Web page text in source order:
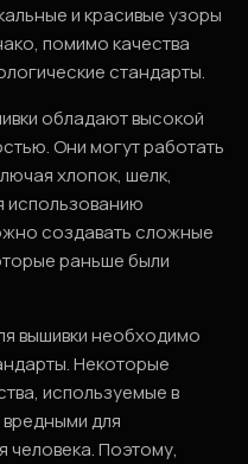
и красивые узоры
помимо качества
стандарты.
обладают высокой
Они могут работать
хлопок, шелк,
использованию
создавать сложные
раньше были
вышивки необходимо
Некоторые
используемые в
для
Поэтому,